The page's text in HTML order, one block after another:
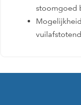
stoomgoed